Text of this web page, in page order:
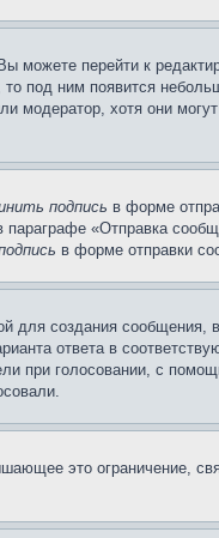
можете перейти к
под ним появится
модератор, хотя они
подпись в форме
«Отправка
в форме отправки
для создания сообщения,
ответа в
при голосовании, с
это ограничение,